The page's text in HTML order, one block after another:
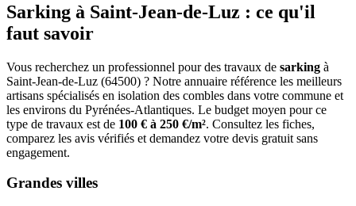
Sarking à Saint-Jean-de-Luz : ce qu'il
faut savoir
Vous recherchez un professionnel pour des travaux de sarking à
Saint-Jean-de-Luz (64500) ? Notre annuaire référence les meilleurs
artisans spécialisés en isolation des combles dans votre commune et
les environs du Pyrénées-Atlantiques. Le budget moyen pour ce
type de travaux est de 100 € à 250 €/m². Consultez les fiches,
comparez les avis vérifiés et demandez votre devis gratuit sans
engagement.
Grandes villes